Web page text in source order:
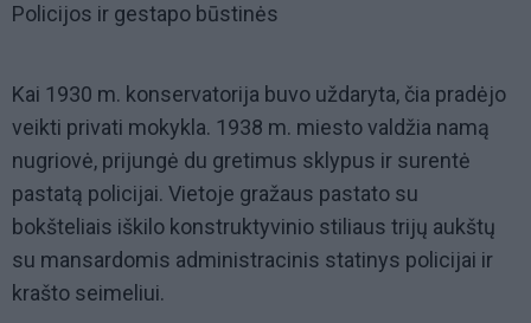
Policijos ir gestapo būstinės
Kai 1930 m. konservatorija buvo uždaryta, čia pradėjo
veikti privati mokykla. 1938 m. miesto valdžia namą
nugriovė, prijungė du gretimus sklypus ir surentė
pastatą policijai. Vietoje gražaus pastato su
bokšteliais iškilo konstruktyvinio stiliaus trijų aukštų
su mansardomis administracinis statinys policijai ir
krašto seimeliui.